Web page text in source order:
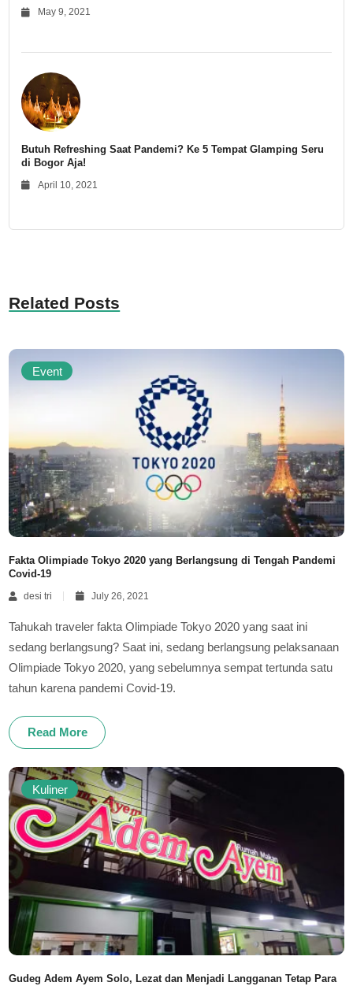
May 9, 2021
Butuh Refreshing Saat Pandemi? Ke 5 Tempat Glamping Seru
di Bogor Aja!
April 10, 2021
Related Posts
Event
Fakta Olimpiade Tokyo 2020 yang Berlangsung di Tengah Pandemi
Covid-19
desi tri
July 26, 2021
Tahukah traveler fakta Olimpiade Tokyo 2020 yang saat ini
sedang berlangsung? Saat ini, sedang berlangsung pelaksanaan
Olimpiade Tokyo 2020, yang sebelumnya sempat tertunda satu
tahun karena pandemi Covid-19.
Read More
Kuliner
Gudeg Adem Ayem Solo, Lezat dan Menjadi Langganan Tetap Para